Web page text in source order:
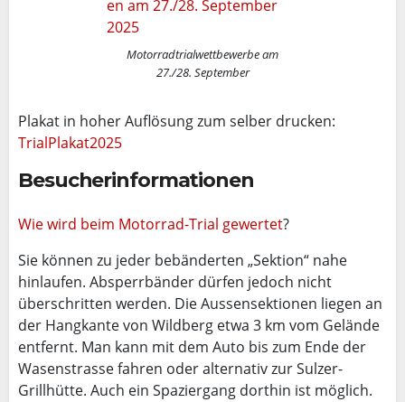
Motorradtrialwettbewerbe am
27./28. September
Plakat in hoher Auflösung zum selber drucken:
TrialPlakat2025
Besucherinformationen
Wie wird beim Motorrad-Trial gewertet?
Sie können zu jeder bebänderten „Sektion“ nahe
hinlaufen. Absperrbänder dürfen jedoch nicht
überschritten werden. Die Aussensektionen liegen an
der Hangkante von Wildberg etwa 3 km vom Gelände
entfernt. Man kann mit dem Auto bis zum Ende der
Wasenstrasse fahren oder alternativ zur Sulzer-
Grillhütte. Auch ein Spaziergang dorthin ist möglich.